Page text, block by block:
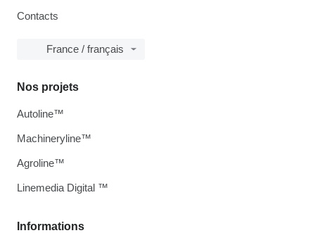
Contacts
France / français
Informations
Nos projets
Autoline™
Machineryline™
Agroline™
Linemedia Digital ™